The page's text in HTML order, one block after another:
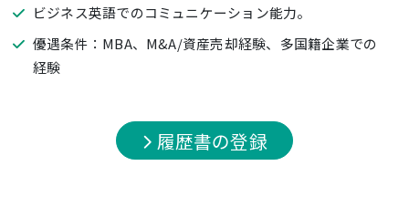
ビジネス英語でのコミュニケーション能力。
優遇条件：MBA、M&A/資産売却経験、多国籍企業での
経験
履歴書の登録